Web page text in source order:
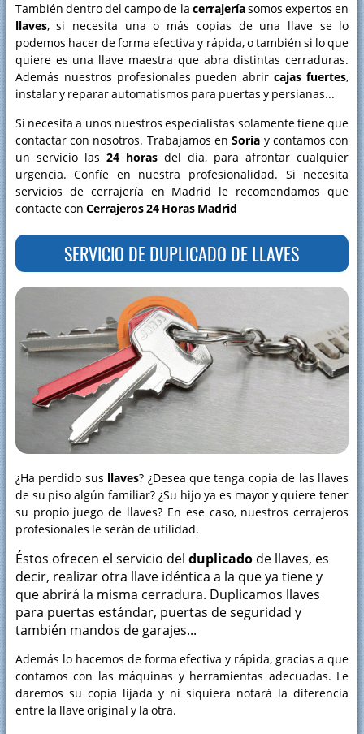
También dentro del campo de la cerrajeríasomos expertos en
llaves, si necesita una o más copias de una llave se lo
podemos hacer de forma efectiva y rápida, o también si lo que
quiere es una llave maestra que abra distintas cerraduras.
Además nuestros profesionales pueden abrircajas fuertes,
instalar y reparar automatismos para puertas y persianas...
Si necesita a unos nuestros especialistas solamente tiene que
contactar con nosotros. Trabajamos enSoria y contamos con
un servicio las 24 horasdel día, para afrontar cualquier
urgencia. Confíe en nuestra profesionalidad. Si necesita
servicios de cerrajería en Madrid le recomendamos que
contacte con Cerrajeros 24 Horas Madrid
SERVICIO DE DUPLICADO DE LLAVES
¿Ha perdido sus llaves? ¿Desea que tenga copia de las llaves
de su piso algún familiar? ¿Su hijo ya es mayor y quiere tener
su propio juego de llaves? En ese caso, nuestros cerrajeros
profesionales le serán de utilidad.
Éstos ofrecen el servicio del duplicado de llaves, es
decir, realizar otra llave idéntica a la que ya tiene y
que abrirá la misma cerradura. Duplicamos llaves
para puertas estándar, puertas de seguridad y
también mandos de garajes...
Además lo hacemos de forma efectiva y rápida, gracias a que
contamos con las máquinas y herramientas adecuadas. Le
daremos su copia lijada y ni siquiera notará la diferencia
entre la llave original y la otra.